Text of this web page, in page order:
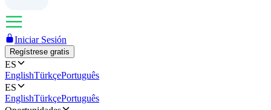
Iniciar Sesión
Regístrese gratis
ES
EnglishTürkçePortuguês
ES
EnglishTürkçePortuguês